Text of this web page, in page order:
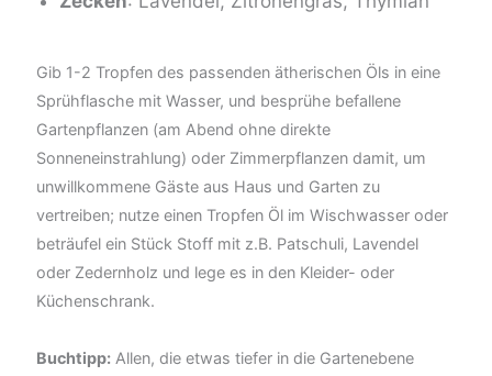
Gib 1-2 Tropfen des passenden ätherischen Öls in eine
Sprühflasche mit Wasser, und besprühe befallene
Gartenpflanzen (am Abend ohne direkte
Sonneneinstrahlung) oder Zimmerpflanzen damit, um
unwillkommene Gäste aus Haus und Garten zu
vertreiben; nutze einen Tropfen Öl im Wischwasser oder
beträufel ein Stück Stoff mit z.B. Patschuli, Lavendel
oder Zedernholz und lege es in den Kleider- oder
Küchenschrank.
Buchtipp: Allen, die etwas tiefer in die Gartenebene